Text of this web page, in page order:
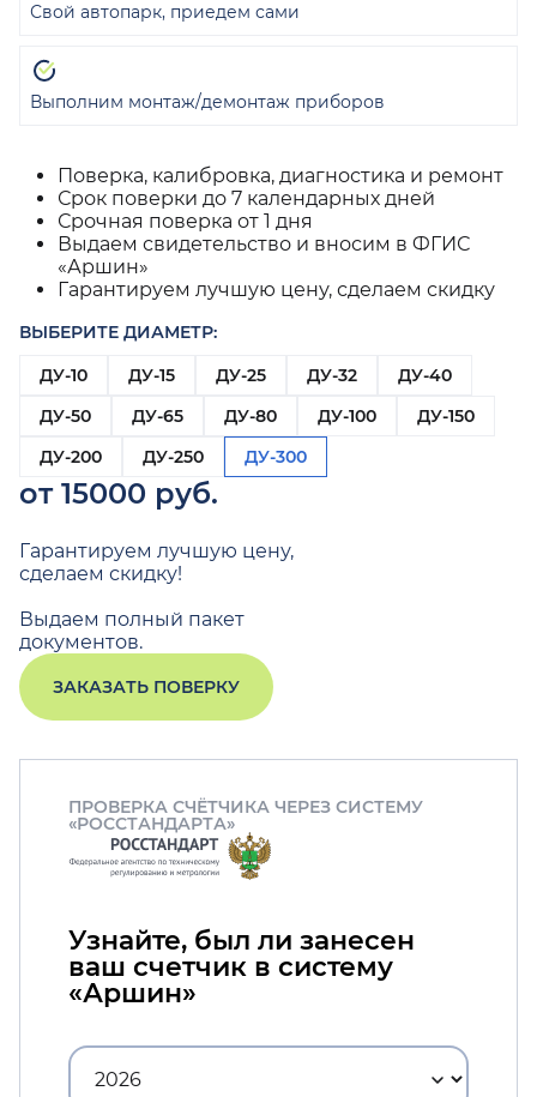
Поверка, калибровка, диагностика и ремонт
Срок поверки до 7 календарных дней
Срочная поверка от 1 дня
Выдаем свидетельство и вносим в ФГИС
«Аршин»
Гарантируем лучшую цену, сделаем скидку
ВЫБЕРИТЕ ДИАМЕТР:
ДУ-10
ДУ-15 ДУ-25 ДУ-32
ДУ-40
ДУ-50
ДУ-65 ДУ-80 ДУ-100
ДУ-150
ДУ-200
ДУ-250 ДУ-300
от 15000 руб.
Гарантируем лучшую цену,
сделаем скидку!
Выдаем полный пакет
документов.
ЗАКАЗАТЬ ПОВЕРКУ
Свой автопарк, приедем сами
Выполним монтаж/демонтаж приборов
ПРОВЕРКА СЧЁТЧИКА ЧЕРЕЗ СИСТЕМУ
«РОССТАНДАРТА»
Узнайте, был ли занесен
ваш счетчик в систему
«Аршин»